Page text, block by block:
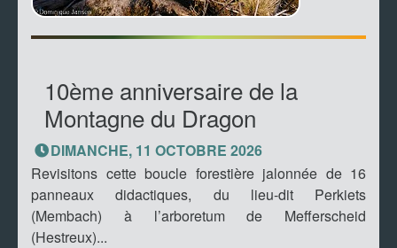
10ème anniversaire de la
Montagne du Dragon
DIMANCHE, 11 OCTOBRE 2026
Revisitons cette boucle forestière jalonnée de 16
panneaux didactiques, du lieu-dit Perkiets
(Membach) à l’arboretum de Mefferscheid
(Hestreux)...